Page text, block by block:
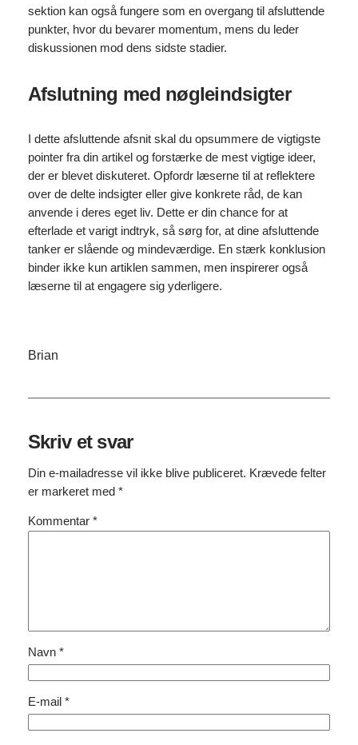
sektion kan også fungere som en overgang til afsluttende
punkter, hvor du bevarer momentum, mens du leder
diskussionen mod dens sidste stadier.
Afslutning med nøgleindsigter
I dette afsluttende afsnit skal du opsummere de vigtigste
pointer fra din artikel og forstærke de mest vigtige ideer,
der er blevet diskuteret. Opfordr læserne til at reflektere
over de delte indsigter eller give konkrete råd, de kan
anvende i deres eget liv. Dette er din chance for at
efterlade et varigt indtryk, så sørg for, at dine afsluttende
tanker er slående og mindeværdige. En stærk konklusion
binder ikke kun artiklen sammen, men inspirerer også
læserne til at engagere sig yderligere.
Brian
Skriv et svar
Din e-mailadresse vil ikke blive publiceret. Krævede felter
er markeret med *
Kommentar *
Navn *
E-mail *